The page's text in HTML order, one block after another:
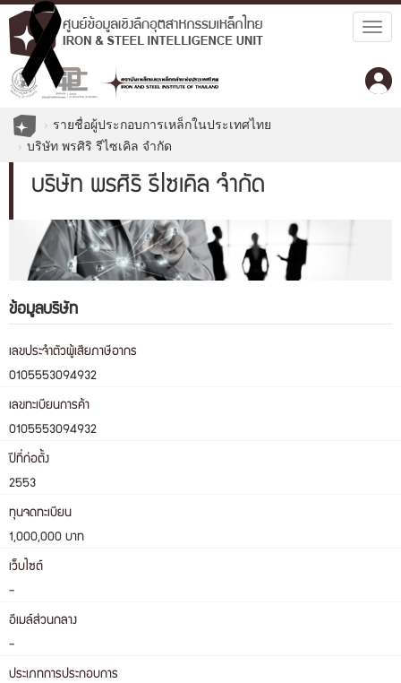
รายชื่อผู้ประกอบการเหล็กในประเทศไทย
บริษัท พรศิริ รีไซเคิล จำกัด
บริษัท พรศิริ รีไซเคิล จำกัด
ข้อมูลบริษัท
เลขประจำตัวผู้เสียภาษีอากร
0105553094932
เลขทะเบียนการค้า
0105553094932
ปีที่ก่อตั้ง
2553
ทุนจดทะเบียน
1,000,000 บาท
เว็บไซต์
-
อีเมล์ส่วนกลาง
-
ประเภทการประกอบการ